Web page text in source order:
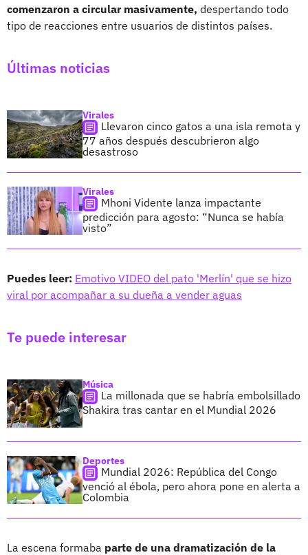
comenzaron a circular masivamente, despertando todo
tipo de reacciones entre usuarios de distintos países.
Últimas noticias
Virales
Llevaron cinco gatos a una isla remota y
77 años después descubrieron algo
desastroso
Virales
Mhoni Vidente lanza impactante
predicción para agosto: “Nunca se había
visto”
Puedes leer: Emotivo VIDEO del pato 'Merlín' que se hizo
viral por acompañar a su dueña a vender aguas
Te puede interesar
Música
La millonada que se habría embolsillado
Shakira tras cantar en el Mundial 2026
Deportes
Mundial 2026: República del Congo
venció al ébola, pero ahora pone en alerta a
Colombia
La escena formaba parte de una dramatización de la